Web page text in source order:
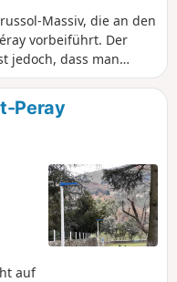
Massiv, die an den
vorbeiführt. Der
jedoch, dass man
und von dort aus
der Südseite aus
Stunde, aber
ein, um die
in Ruhe zu genießen.
Peray
auf